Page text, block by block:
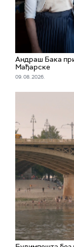
Андраш Бака
Мађарске
09. 08. 2026.